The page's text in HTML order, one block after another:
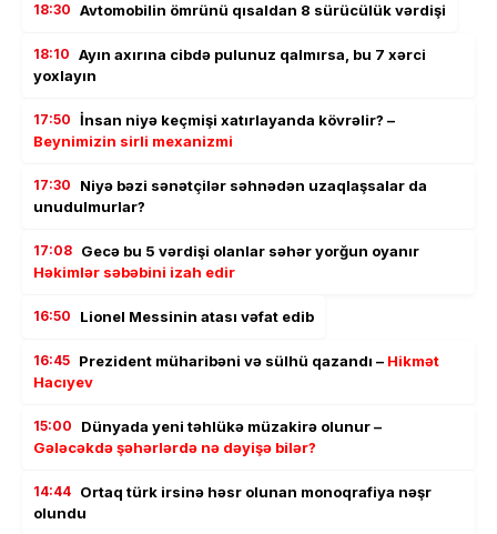
18:30 Avtomobilin ömrünü qısaldan 8 sürücülük vərdişi
18:10 Ayın axırına cibdə pulunuz qalmırsa, bu 7 xərci
yoxlayın
17:50 İnsan niyə keçmişi xatırlayanda kövrəlir? –
Beynimizin sirli mexanizmi
17:30
Niyə bəzi sənətçilər səhnədən uzaqlaşsalar da
unudulmurlar?
17:08 Gecə bu 5 vərdişi olanlar səhər yorğun oyanır
Həkimlər səbəbini izah edir
16:50 Lionel Messinin atası vəfat edib
16:45 Prezident müharibəni və sülhü qazandı – Hikmət
Hacıyev
15:00
Dünyada yeni təhlükə müzakirə olunur –
Gələcəkdə şəhərlərdə nə dəyişə bilər?
14:44 Ortaq türk irsinə həsr olunan monoqrafiya nəşr
olundu